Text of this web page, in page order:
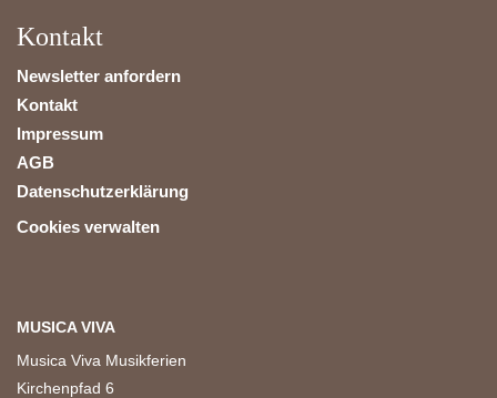
Kontakt
Newsletter anfordern
Kontakt
Impressum
AGB
Datenschutzerklärung
Cookies verwalten
MUSICA VIVA
Musica Viva Musikferien
Kirchenpfad 6